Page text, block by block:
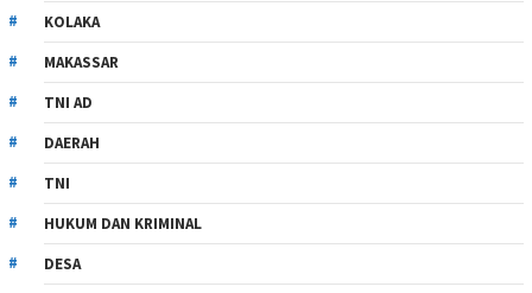
KOLAKA
MAKASSAR
TNI AD
DAERAH
TNI
HUKUM DAN KRIMINAL
DESA